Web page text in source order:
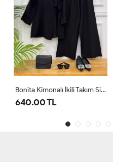
Bonita Kimonalı İkili Takım Siyah
640.00 TL